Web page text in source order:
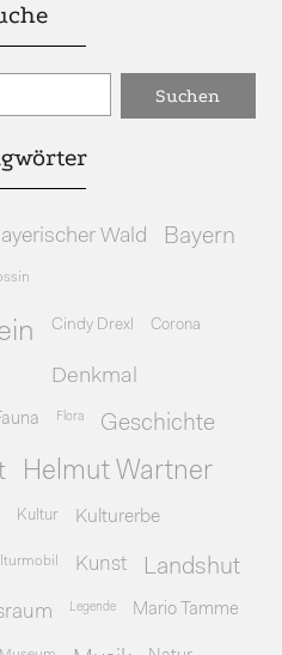
Wald Bayern
Cindy Drexl Corona
Denkmal
Flora Geschichte
Helmut Wartner
Kultur Kulturerbe
Kunst Landshut
Legende Mario Tamme